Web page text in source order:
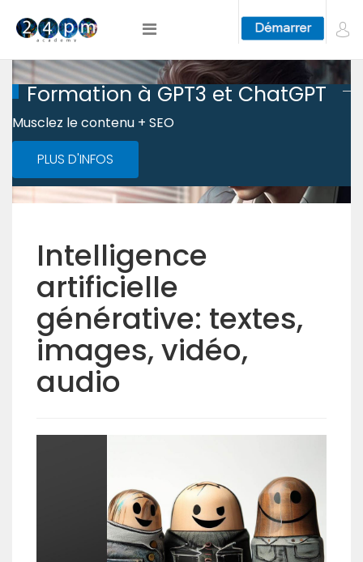
Formation à GPT3 et ChatGPT
Musclez le contenu + SEO
PLUS D'INFOS
Intelligence
artificielle
générative: textes,
images, vidéo,
audio